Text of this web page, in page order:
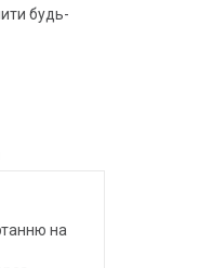
будь-
на